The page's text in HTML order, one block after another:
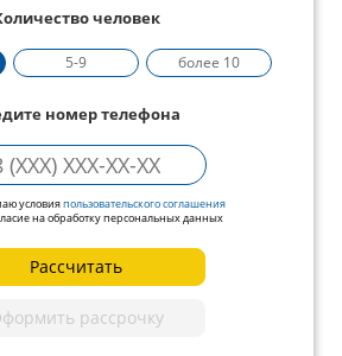
человек
5-9 более 10
номер телефона
условияпользовательского соглашения
на обработку персональных данных
Рассчитать
рассрочку